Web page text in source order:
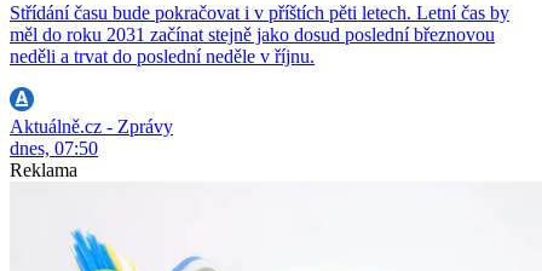
Střídání času bude pokračovat i v příštích pěti letech. Letní čas by
měl do roku 2031 začínat stejně jako dosud poslední březnovou
neděli a trvat do poslední neděle v říjnu.
Aktuálně.cz - Zprávy
dnes, 07:50
Reklama